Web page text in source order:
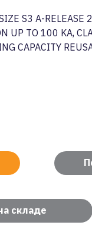
S3 A-RELEASE
UP TO 100 KA,
CAPACITY
складе